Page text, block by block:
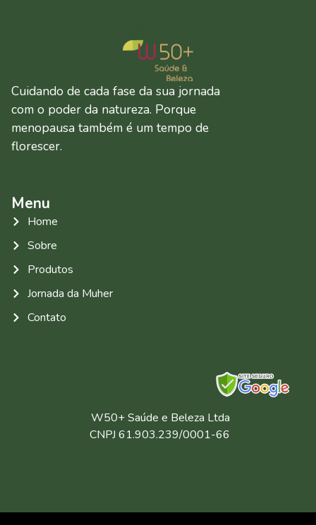
Cuidando de cada fase da sua jornada
com o poder da natureza. Porque
menopausa também é um tempo de
florescer.
Menu
Home
Sobre
Produtos
Jornada da Muher
Contato
W50+ Saúde e Beleza Ltda
CNPJ 61.903.239/0001-66